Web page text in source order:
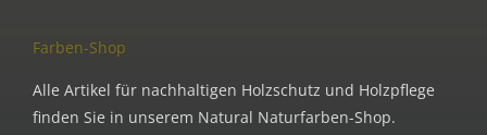
Farben-Shop
Alle Artikel für nachhaltigen Holzschutz und Holzpflege
finden Sie in unserem Natural Naturfarben-Shop.